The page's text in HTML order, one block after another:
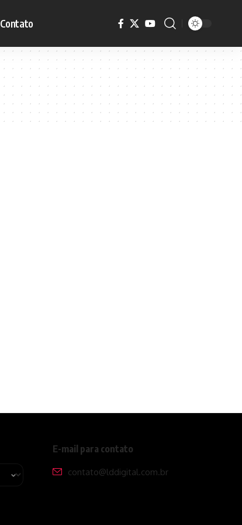
Contato
E-mail para contato
contato@lddigital.com.br